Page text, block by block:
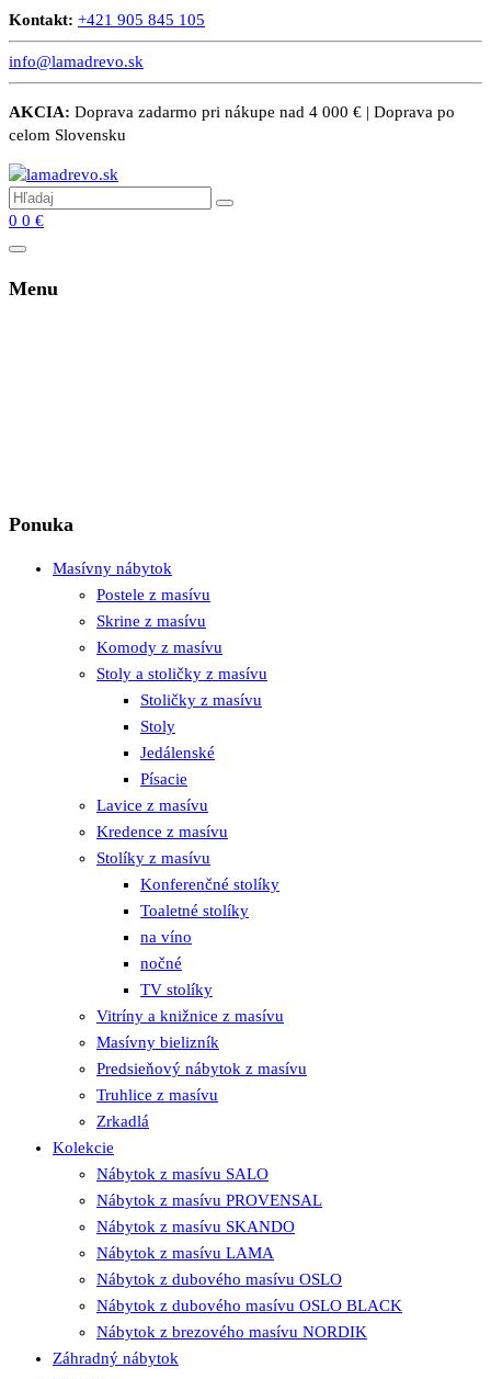
Kontakt: +421 905 845 105
info@lamadrevo.sk
AKCIA: Doprava zadarmo pri nákupe nad 4 000 € | Doprava po
celom Slovensku
0 0 €
Menu
Ponuka
Masívny nábytok
Postele z masívu
Skrine z masívu
Komody z masívu
Stoly a stoličky z masívu
Stoličky z masívu
Stoly
Jedálenské
Písacie
Lavice z masívu
Kredence z masívu
Stolíky z masívu
Konferenčné stolíky
Toaletné stolíky
na víno
nočné
TV stolíky
Vitríny a knižnice z masívu
Masívny bielizník
Predsieňový nábytok z masívu
Truhlice z masívu
Zrkadlá
Kolekcie
Nábytok z masívu SALO
Nábytok z masívu PROVENSAL
Nábytok z masívu SKANDO
Nábytok z masívu LAMA
Nábytok z dubového masívu OSLO
Nábytok z dubového masívu OSLO BLACK
Nábytok z brezového masívu NORDIK
Záhradný nábytok